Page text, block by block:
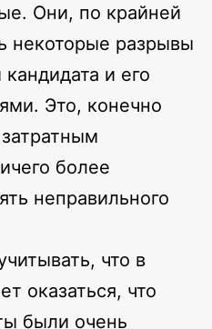
Они, по крайней
некоторые разрывы
и его
Это, конечно
более
неправильного
что в
оказаться, что
были очень